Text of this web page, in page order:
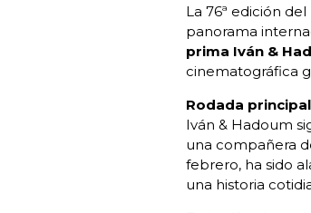
La 76ª edición
panorama
prima Iván &
cinematográfica
Rodada
Iván & Hadoum
una compañera
febrero, ha sido
una historia